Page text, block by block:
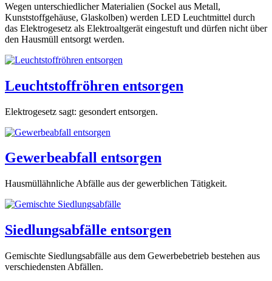
Wegen unterschiedlicher Materialien (Sockel aus Metall,
Kunststoffgehäuse, Glaskolben) werden LED Leuchtmittel durch
das Elektrogesetz als Elektroaltgerät eingestuft und dürfen nicht über
den Hausmüll entsorgt werden.
Leuchtstoffröhren entsorgen
Elektrogesetz sagt: gesondert entsorgen.
Gewerbeabfall entsorgen
Hausmüllähnliche Abfälle aus der gewerblichen Tätigkeit.
Siedlungsabfälle entsorgen
Gemischte Siedlungsabfälle aus dem Gewerbebetrieb bestehen aus
verschiedensten Abfällen.